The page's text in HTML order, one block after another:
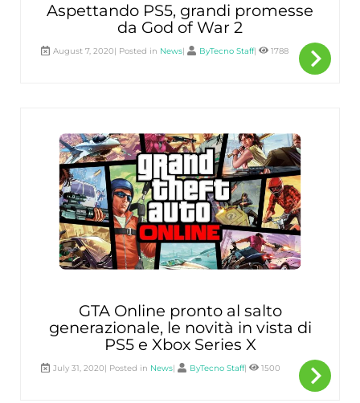
Aspettando PS5, grandi promesse
da God of War 2
August 7, 2020| Posted in News| ByTecno Staff| 1788 navigate_next
GTA Online pronto al salto
generazionale, le novità in vista di
PS5 e Xbox Series X
July 31, 2020| Posted in News| ByTecno Staff| 1500 navigate_next